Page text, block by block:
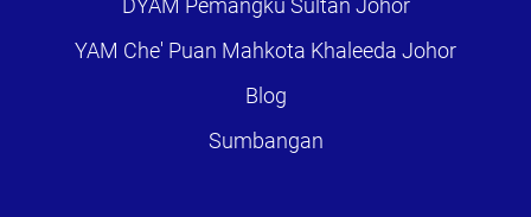
DYAM Pemangku Sultan Johor
YAM Che' Puan Mahkota Khaleeda Johor
Blog
Sumbangan